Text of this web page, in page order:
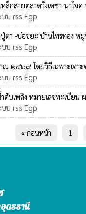
หล็กสายตลาดวังเดชา-นา
บบ rss Egp
ตา -บ่อขยะ บ้านไทรทอง ห
บบ rss Egp
ณ ๒๕๖๙ โดยวิธีเฉพาะเจาะ
บบ rss Egp
ดับเพลิง หมายเลขทะเบีย
บบ rss Egp
« ก่อนหน้า 1
ดรธานี